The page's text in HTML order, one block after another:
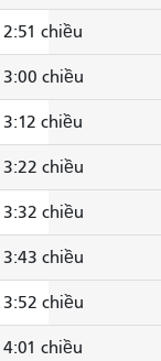
2:51 chiều
3:00 chiều
3:12 chiều
3:22 chiều
3:32 chiều
3:43 chiều
3:52 chiều
4:01 chiều